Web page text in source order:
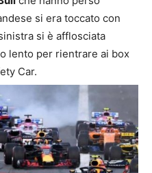
si era toccato con
si è afflosciata
lento per rientrare ai box
Car.